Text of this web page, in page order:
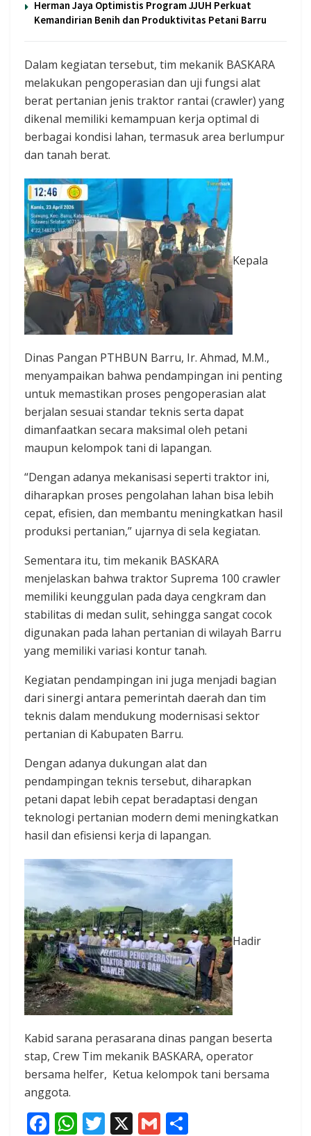
Herman Jaya Optimistis Program JJUH Perkuat
Kemandirian Benih dan Produktivitas Petani Barru
Dalam kegiatan tersebut, tim mekanik BASKARA
melakukan pengoperasian dan uji fungsi alat
berat pertanian jenis traktor rantai (crawler) yang
dikenal memiliki kemampuan kerja optimal di
berbagai kondisi lahan, termasuk area berlumpur
dan tanah berat.
Kepala
Dinas Pangan PTHBUN Barru, Ir. Ahmad, M.M.,
menyampaikan bahwa pendampingan ini penting
untuk memastikan proses pengoperasian alat
berjalan sesuai standar teknis serta dapat
dimanfaatkan secara maksimal oleh petani
maupun kelompok tani di lapangan.
“Dengan adanya mekanisasi seperti traktor ini,
diharapkan proses pengolahan lahan bisa lebih
cepat, efisien, dan membantu meningkatkan hasil
produksi pertanian,” ujarnya di sela kegiatan.
Sementara itu, tim mekanik BASKARA
menjelaskan bahwa traktor Suprema 100 crawler
memiliki keunggulan pada daya cengkram dan
stabilitas di medan sulit, sehingga sangat cocok
digunakan pada lahan pertanian di wilayah Barru
yang memiliki variasi kontur tanah.
Kegiatan pendampingan ini juga menjadi bagian
dari sinergi antara pemerintah daerah dan tim
teknis dalam mendukung modernisasi sektor
pertanian di Kabupaten Barru.
Dengan adanya dukungan alat dan
pendampingan teknis tersebut, diharapkan
petani dapat lebih cepat beradaptasi dengan
teknologi pertanian modern demi meningkatkan
hasil dan efisiensi kerja di lapangan.
Hadir
Kabid sarana perasarana dinas pangan beserta
stap, Crew Tim mekanik BASKARA, operator
bersama helfer, Ketua kelompok tani bersama
anggota.
F W T X G